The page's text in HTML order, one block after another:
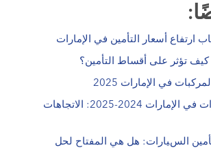
ارتفاع أسعار التأمين في الإمارات
كيف تؤثر على أقساط التأمين؟
في الإمارات 2025
سوق تأمين السيارات في الإمارات 2024-2025: الاتجاهات
السيارات: هل هي المفتاح لحل